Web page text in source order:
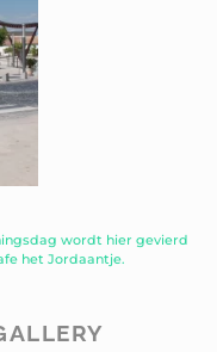
wordt hier gevierd
het Jordaantje.